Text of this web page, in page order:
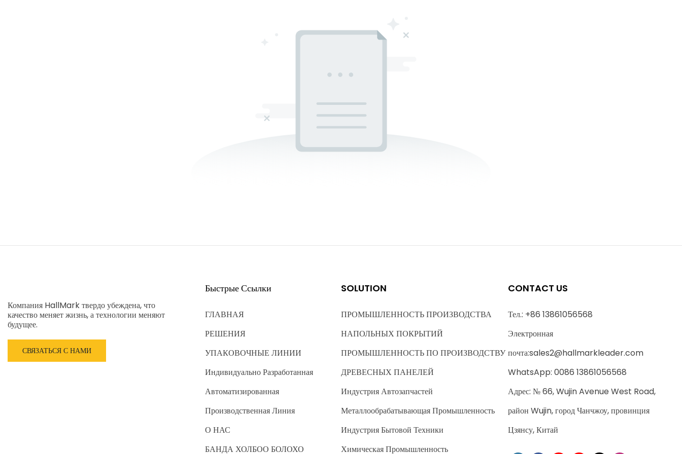
Компания HallMark твердо убеждена, что
качество меняет жизнь, а технологии меняют
будущее.
СВЯЗАТЬСЯ С НАМИ
Быстрые Ссылки
ГЛАВНАЯ
РЕШЕНИЯ
УПАКОВОЧНЫЕ ЛИНИИ
Индивидуально Разработанная
Автоматизированная
Производственная Линия
О НАС
БАНДА ХОЛБОО БОЛОХО
SOLUTION
ПРОМЫШЛЕННОСТЬ ПРОИЗВОДСТВА
НАПОЛЬНЫХ ПОКРЫТИЙ
ПРОМЫШЛЕННОСТЬ ПО ПРОИЗВОДСТВУ
ДРЕВЕСНЫХ ПАНЕЛЕЙ
Индустрия Автозапчастей
Металлообрабатывающая Промышленность
Индустрия Бытовой Техники
Химическая Промышленность
CONTACT US
Тел.: +86 13861056568
Электронная
почта:sales2@hallmarkleader.com
WhatsApp: 0086 13861056568
Адрес: № 66, Wujin Avenue West Road,
район Wujin, город Чанчжоу, провинция
Цзянсу, Китай